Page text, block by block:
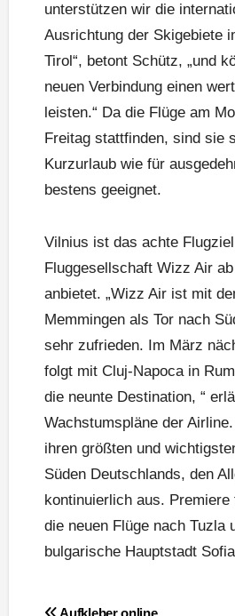
unterstützen wir die
Ausrichtung der Skigebiete
Tirol“, betont Schütz, „und
neuen Verbindung einen
leisten.“ Da die Flüge am
Freitag stattfinden, sind sie
Kurzurlaub wie für
bestens geeignet.
Vilnius ist das achte
Fluggesellschaft Wizz Air
anbietet. „Wizz Air ist mit
Memmingen als Tor nach
sehr zufrieden. Im März
folgt mit Cluj-Napoca in
die neunte Destination, “
Wachstumspläne der
ihren größten und
Süden Deutschlands, den
kontinuierlich aus.
die neuen Flüge nach Tuzla
bulgarische Hauptstadt
Beitragsnavigation